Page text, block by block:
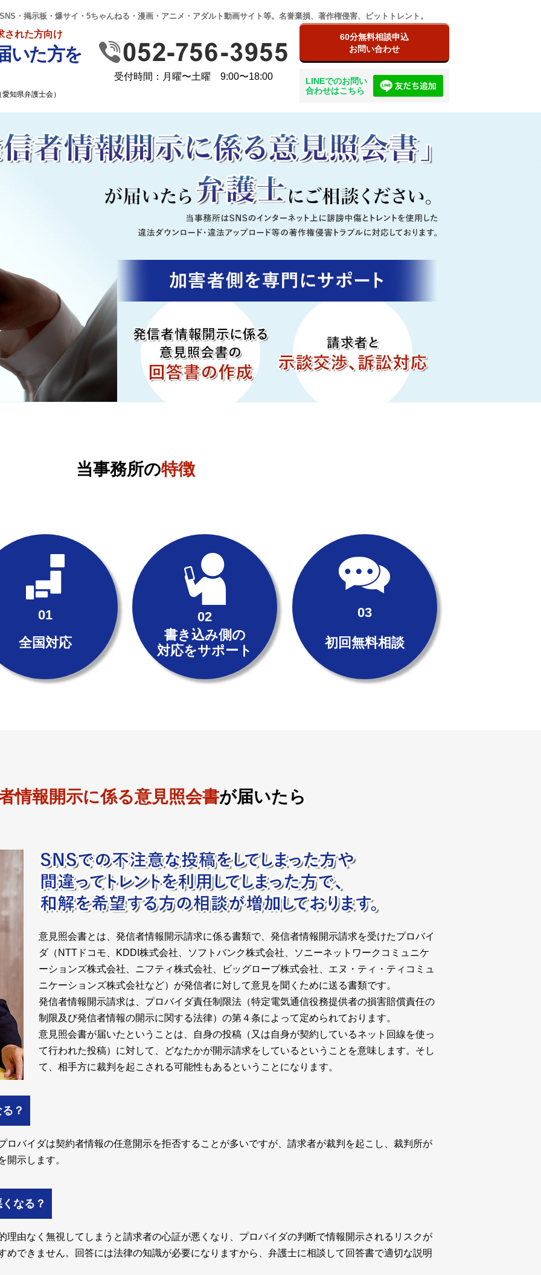
・掲示板・爆サイ・5ちゃんねる・漫画・アニメ・アダルト動画サイト等。名誉棄損、著作権侵害、ビットトレント。
された方向け
いた方を
知県弁護士会）
受付時間：月曜〜土曜 9:00〜18:00
60分無料相談申込
お問い合わせ
LINEでのお問い
合わせはこちら
当事務所の特徴
全国対応
書き込み側の
対応をサポート
初回無料相談
情報開示に係る意見照会書が届いたら
意見照会書とは、発信者情報開示請求に係る書類で、発信者情報開示請求を受けたプロバイ
ダ（NTTドコモ、KDDI株式会社、ソフトバンク株式会社、ソニーネットワークコミュニケ
ーションズ株式会社、ニフティ株式会社、ビッグローブ株式会社、エヌ・ティ・ティコミュ
ニケーションズ株式会社など）が発信者に対して意見を聞くために送る書類です。
発信者情報開示請求は、プロバイダ責任制限法（特定電気通信役務提供者の損害賠償責任の
制限及び発信者情報の開示に関する法律）の第４条によって定められております。
意見照会書が届いたということは、自身の投稿（又は自身が契約しているネット回線を使っ
て行われた投稿）に対して、どなたかが開示請求をしているということを意味します。そし
て、相手方に裁判を起こされる可能性もあるということになります。
？
ロバイダは契約者情報の任意開示を拒否することが多いですが、請求者が裁判を起こし、裁判所が
開示します。
なる？
理由なく無視してしまうと請求者の心証が悪くなり、プロバイダの判断で情報開示されるリスクが
めできません。回答には法律の知識が必要になりますから、弁護士に相談して回答書で適切な説明